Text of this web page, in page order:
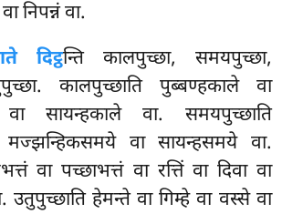
निपन्नं वा.
ते दिट्ठन्ति कालपुच्छा, समयपुच्छा,
कालपुच्छाति पुब्बण्हकाले वा
सायन्हकाले वा. समयपुच्छाति
वा सायन्हसमये वा.
वा पच्छाभत्तं वा रत्तिं वा दिवा वा
हेमन्ते वा गिम्हे वा वस्से वा